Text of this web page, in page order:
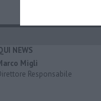
NEWS
Migli
Responsabile